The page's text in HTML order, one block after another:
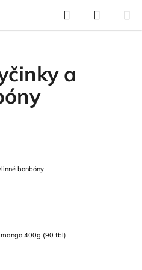
Hledat
KOŠÍK
a
bonbóny
mango 400g (90 tbl)